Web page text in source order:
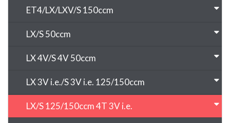
ET4/LX/LXV/S 150ccm
LX/S 50ccm
LX 4V/S 4V 50ccm
LX 3V i.e./S 3V i.e. 125/150ccm
LX/S 125/150ccm 4T 3V i.e.